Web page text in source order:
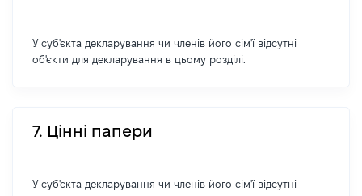
У суб'єкта декларування чи членів його сім'ї відсутні
об'єкти для декларування в цьому розділі.
7. Цінні папери
У суб'єкта декларування чи членів його сім'ї відсутні